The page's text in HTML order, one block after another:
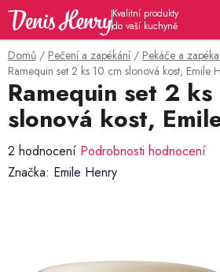
Přejít
obsah
Domů / Pečení a zapékání / Pekáče a
Ramequin set 2 ks 10 cm slonová kost, Emile
Ramequin set 2 ks
slonová kost,
Průměrné
hodnocení
2 hodnocení Podrobnosti hodnocení
Značka: Emile Henry